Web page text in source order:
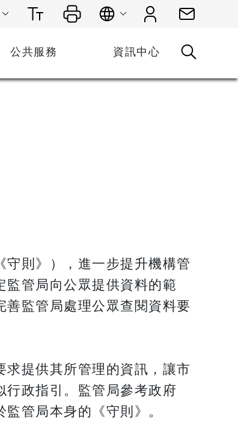
公共服務 資訊中心
守則》），進一步提升機構管
管局向公眾提供資料的範
監管局處理公眾查閱資料要
求提供其所管理的資訊，讓市
政指引。監管局參考政府
管局本身的《守則》。